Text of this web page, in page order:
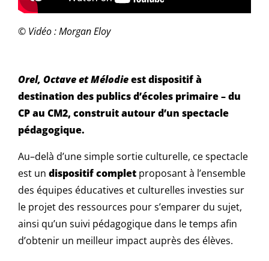
© Vidéo : Morgan Eloy
Orel, Octave et Mélodieest dispositif à
destination des publics d’écoles primaire – du
CP au CM2, construit autour d’un spectacle
pédagogique.
Au–delà d’une simple sortie culturelle, ce spectacle
est un dispositif complet proposant à l’ensemble
des équipes éducatives et culturelles investies sur
le projet des ressources pour s’emparer du sujet,
ainsi qu’un suivi pédagogique dans le temps afin
d’obtenir un meilleur impact auprès des élèves.